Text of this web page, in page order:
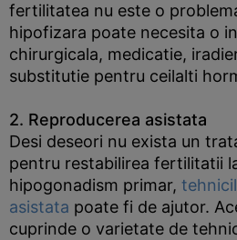
fertilitatea nu este o
hipofizara poate necesita o
chirurgicala, medicatie,
substitutie pentru ceilalti
2. Reproducerea asistata
Desi deseori nu exista un
pentru restabilirea fertilitatii
hipogonadism primar,
asistata poate fi de ajutor.
cuprinde o varietate de